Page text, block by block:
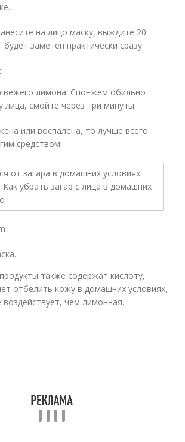
на лицо маску, выждите 20
заметен практически сразу.
лимона. Спонжем обильно
лица, смойте через три минуты.
или воспалена, то лучше всего
средством.
также содержат кислоту,
отбелить кожу в домашних условиях,
чем лимонная.